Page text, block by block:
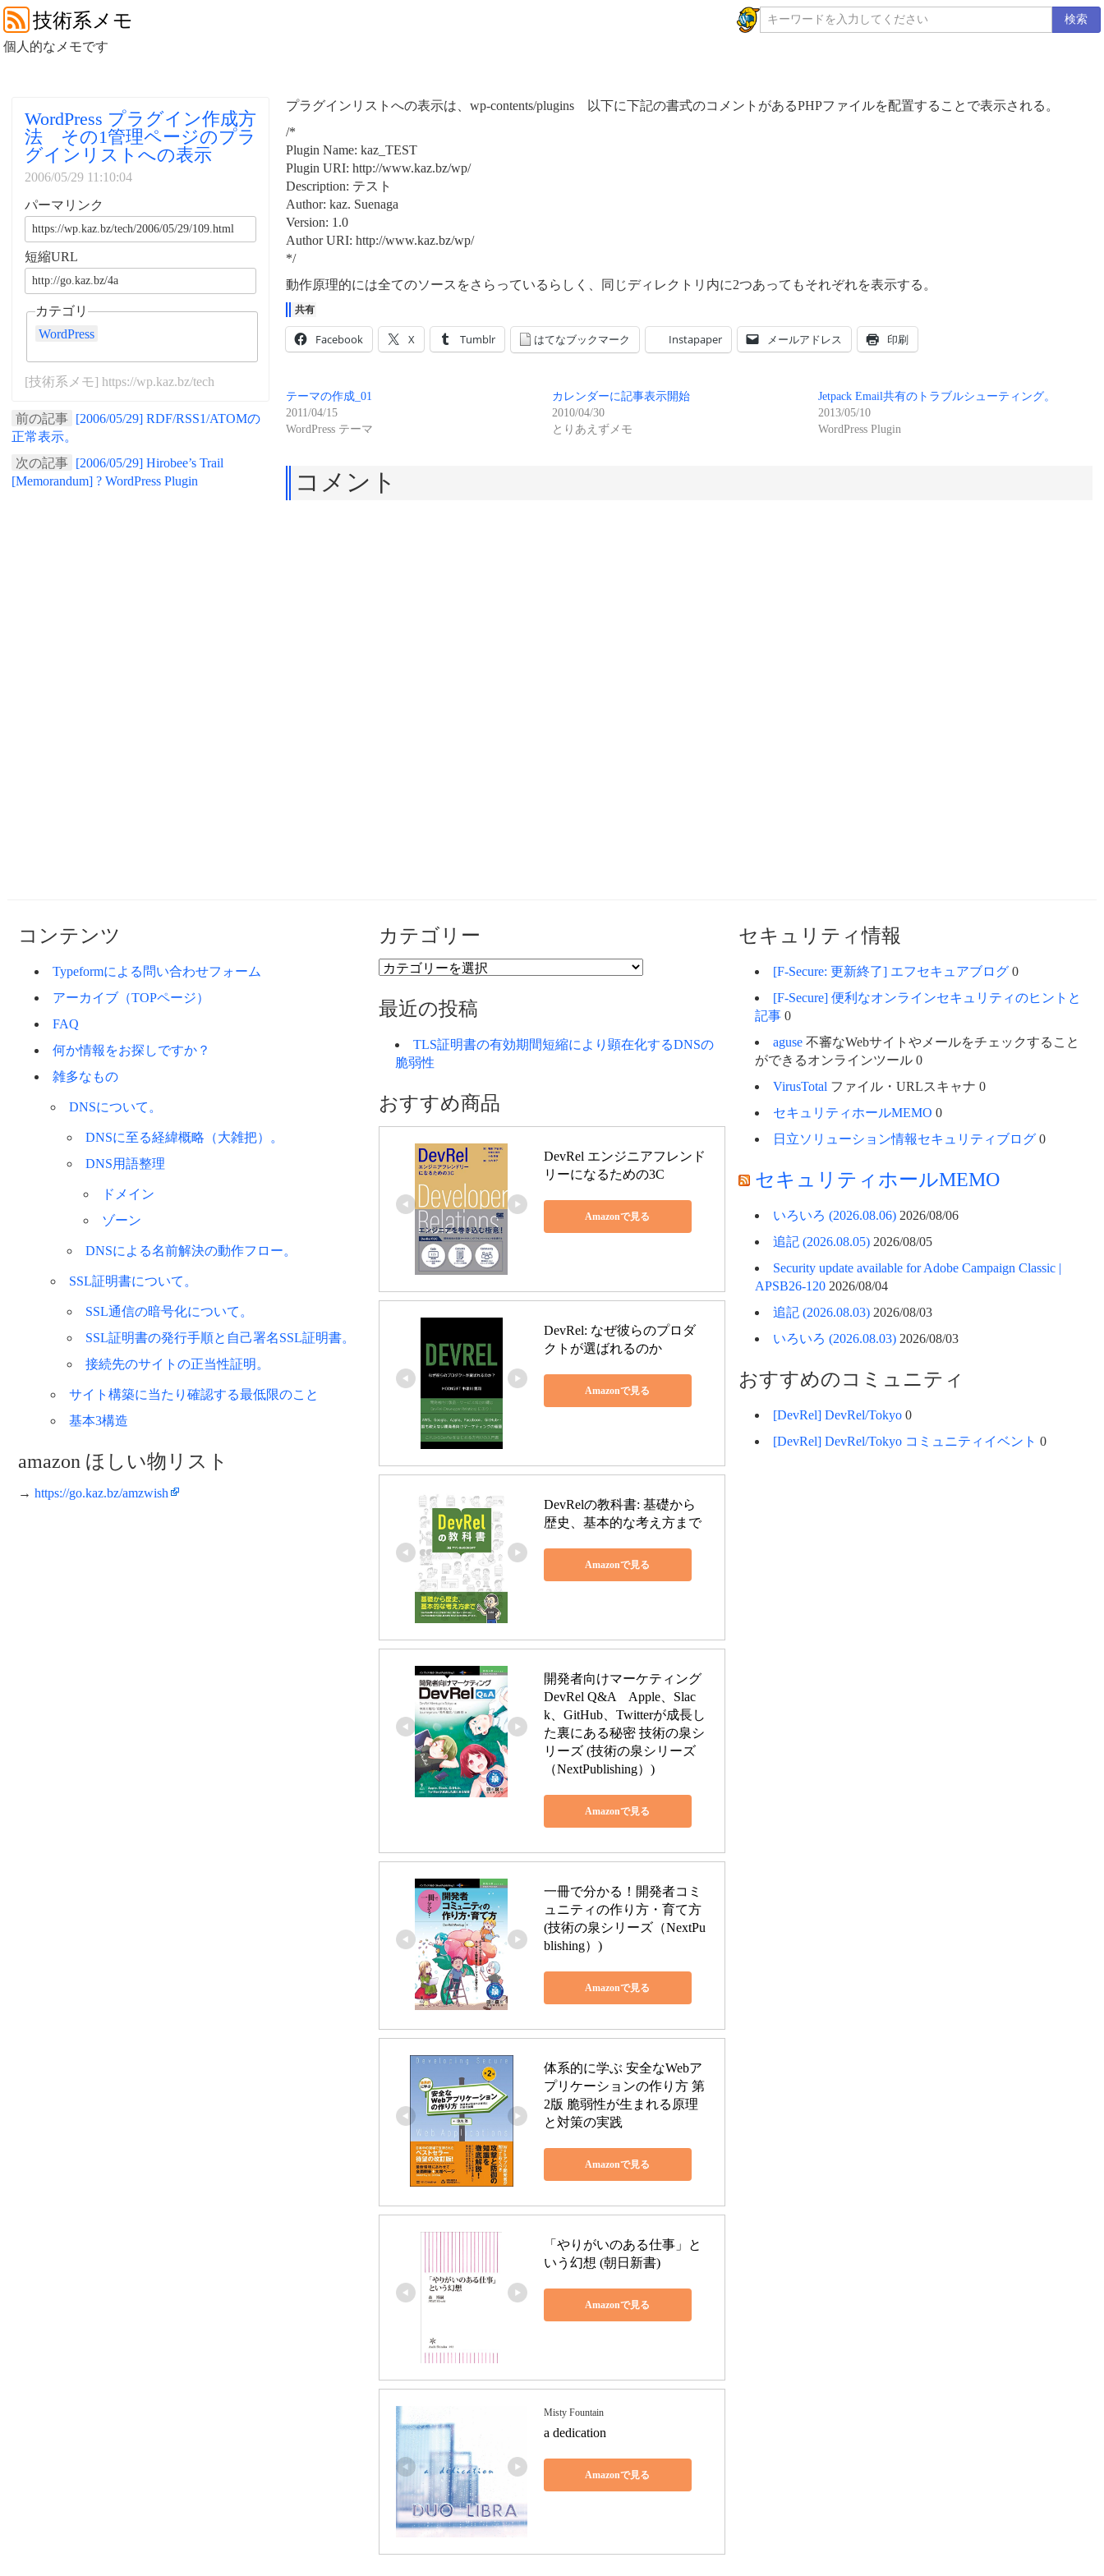
技術系メモ
個人的なメモです
検索
WordPress プラグイン作成方
法 その1管理ページのプラ
グインリストへの表示
2006/05/29 11:10:04
パーマリンク
短縮URL
カテゴリ
WordPress
[技術系メモ] https://wp.kaz.bz/tech
前の記事
[2006/05/29] RDF/RSS1/ATOMの
正常表示。
次の記事
[2006/05/29] Hirobee’s Trail
[Memorandum] ? WordPress Plugin
プラグインリストへの表示は、wp-contents/plugins 以下に下記の書式のコメントがあるPHPファイルを配置することで表示される。
/*
Plugin Name: kaz_TEST
Plugin URI: http://www.kaz.bz/wp/
Description: テスト
Author: kaz. Suenaga
Version: 1.0
Author URI: http://www.kaz.bz/wp/
*/
動作原理的には全てのソースをさらっているらしく、同じディレクトリ内に2つあってもそれぞれを表示する。
共有
Facebook X Tumblr はてなブックマーク Instapaper メールアドレス 印刷
テーマの作成_01
2011/04/15
WordPress テーマ
カレンダーに記事表示開始
2010/04/30
とりあえずメモ
Jetpack Email共有のトラブルシューティング。
2013/05/10
WordPress Plugin
コメント
コンテンツ
Typeformによる問い合わせフォーム
アーカイブ（TOPページ）
FAQ
何か情報をお探しですか？
雑多なもの
DNSについて。
DNSに至る経緯概略（大雑把）。
DNS用語整理
ドメイン
ゾーン
DNSによる名前解決の動作フロー。
SSL証明書について。
SSL通信の暗号化について。
SSL証明書の発行手順と自己署名SSL証明書。
接続先のサイトの正当性証明。
サイト構築に当たり確認する最低限のこと
基本3構造
amazon ほしい物リスト
→ https://go.kaz.bz/amzwish
カテゴリー
カ
ゴ
リ
最近の投稿
TLS証明書の有効期間短縮により顕在化するDNSの
脆弱性
おすすめ商品
DevRel エンジニアフレンド
リーになるための3C
Amazonで見る
DevRel: なぜ彼らのプロダ
クトが選ばれるのか
Amazonで見る
DevRelの教科書: 基礎から
歴史、基本的な考え方まで
Amazonで見る
開発者向けマーケティング
DevRel Q&A　Apple、Slac
k、GitHub、Twitterが成長し
た裏にある秘密 技術の泉シ
リーズ (技術の泉シリーズ
（NextPublishing）)
Amazonで見る
一冊で分かる！開発者コミ
ュニティの作り方・育て方
(技術の泉シリーズ（NextPu
blishing）)
Amazonで見る
体系的に学ぶ 安全なWebア
プリケーションの作り方 第
2版 脆弱性が生まれる原理
と対策の実践
Amazonで見る
「やりがいのある仕事」と
いう幻想 (朝日新書)
Amazonで見る
Misty Fountain
a dedication
Amazonで見る
セキュリティ情報
[F-Secure: 更新終了] エフセキュアブログ 0
[F-Secure] 便利なオンラインセキュリティのヒントと
記事 0
aguse 不審なWebサイトやメールをチェックすること
ができるオンラインツール 0
VirusTotal ファイル・URLスキャナ 0
セキュリティホールMEMO 0
日立ソリューション情報セキュリティブログ 0
セキュリティホールMEMO
いろいろ (2026.08.06) 2026/08/06
追記 (2026.08.05) 2026/08/05
Security update available for Adobe Campaign Classic |
APSB26-120 2026/08/04
追記 (2026.08.03) 2026/08/03
いろいろ (2026.08.03) 2026/08/03
おすすめのコミュニティ
[DevRel] DevRel/Tokyo 0
[DevRel] DevRel/Tokyo コミュニティイベント 0